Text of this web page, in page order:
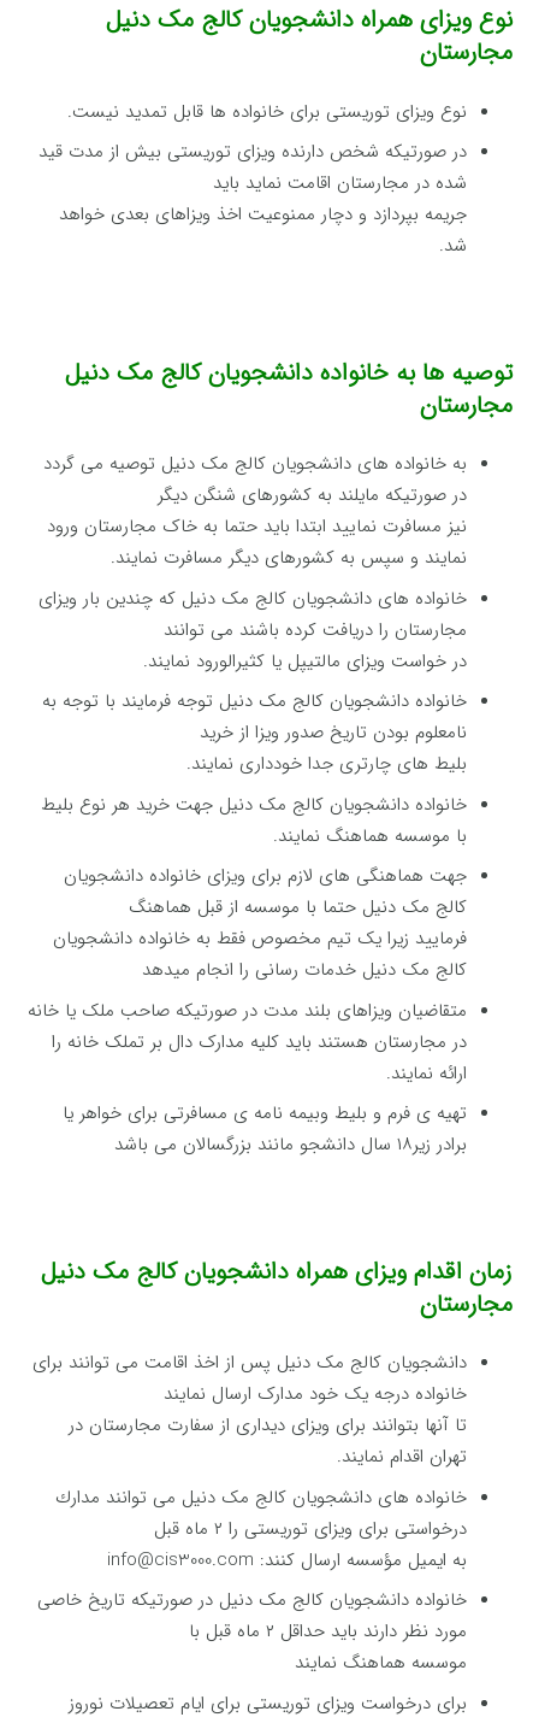
نوع ویزای همراه دانشجویان کالج مک دنیل
مجارستان
نوع ویزای توریستی برای خانواده ها قابل تمدید نیست.
در صورتیکه شخص دارنده ویزای توریستی بیش از مدت قید
شده در مجارستان اقامت نماید باید
جریمه بپردازد و دچار ممنوعیت اخذ ویزاهای بعدی خواهد
شد.
توصیه ها به خانواده دانشجویان کالج مک دنیل
مجارستان
به خانواده های دانشجویان کالج مک دنیل توصیه می گردد
در صورتیکه مایلند به کشورهای شنگن دیگر
نیز مسافرت نمایید ابتدا باید حتما به خاک مجارستان ورود
نمایند و سپس به کشورهای دیگر مسافرت نمایند.
خانواده های دانشجویان کالج مک دنیل که چندین بار ویزای
مجارستان را دریافت کرده باشند می توانند
در خواست ویزای مالتیپل یا کثیرالورود نمایند.
خانواده دانشجویان کالج مک دنیل توجه فرمایند با توجه به
نامعلوم بودن تاریخ صدور ویزا از خرید
بلیط های چارتری جدا خودداری نمایند.
خانواده دانشجویان کالج مک دنیل جهت خرید هر نوع بلیط
با موسسه هماهنگ نمایند.
جهت هماهنگی های لازم برای ویزای خانواده دانشجویان
کالج مک دنیل حتما با موسسه از قبل هماهنگ
فرمایید زیرا یک تیم مخصوص فقط به خانواده دانشجویان
کالج مک دنیل خدمات رسانی را انجام میدهد
متقاضیان ویزاهای بلند مدت در صورتیکه صاحب ملک یا خانه
در مجارستان هستند باید کلیه مدارک دال بر تملک خانه را
ارائه نمایند.
تهیه ی فرم و بلیط وبیمه نامه ی مسافرتی برای خواهر یا
برادر زیر۱۸ سال دانشجو مانند بزرگسالان می باشد
زمان اقدام ویزای همراه دانشجویان کالج مک دنیل
مجارستان
دانشجویان کالج مک دنیل پس از اخذ اقامت می توانند برای
خانواده درجه یک خود مدارک ارسال نمایند
تا آنها بتوانند برای ویزای دیداری از سفارت مجارستان در
تهران اقدام نمایند.
خانواده های دانشجویان کالج مک دنیل می توانند مدارك
درخواستی برای ویزای توریستی را ۲ ماه قبل
به ایمیل مؤسسه ارسال كنند: info@cis3000.com
خانواده دانشجویان کالج مک دنیل در صورتیکه تاریخ خاصی
مورد نظر دارند باید حداقل ۲ ماه قبل با
موسسه هماهنگ نمایند
برای درخواست ویزای توریستی برای ایام تعصیلات نوروز